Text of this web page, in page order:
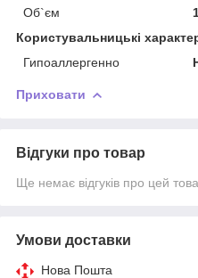
Об`єм
Користувальницькі
Гипоаллергенно
Приховати
Відгуки про товар
Ще немає відгуків про цей
Умови доставки
Нова Пошта